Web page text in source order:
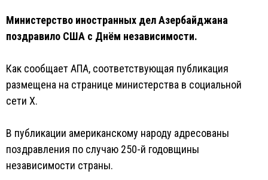
Министерство иностранных дел Азербайджана
поздравило США с Днём независимости.
Как сообщает AПA, соответствующая публикация
размещена на странице министерства в социальной
сети X.
В публикации американскому народу адресованы
поздравления по случаю 250-й годовщины
независимости страны.